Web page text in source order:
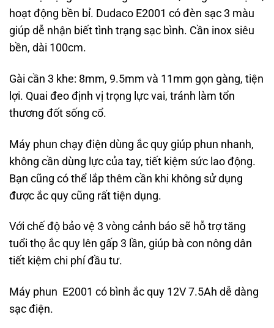
hoạt động bền bỉ. Dudaco E2001 có đèn sạc 3 màu
giúp dễ nhận biết tình trạng sạc bình. Cần inox siêu
bền, dài 100cm.
Gài cần 3 khe: 8mm, 9.5mm và 11mm gọn gàng, tiện
lợi. Quai đeo định vị trọng lực vai, tránh làm tổn
thương đốt sống cổ.
Máy phun chạy điện dùng ắc quy giúp phun nhanh,
không cần dùng lực của tay, tiết kiệm sức lao động.
Bạn cũng có thể lắp thêm cần khi không sử dụng
được ắc quy cũng rất tiện dụng.
Với chế độ bảo vệ 3 vòng cảnh báo sẽ hỗ trợ tăng
tuổi thọ ắc quy lên gấp 3 lần, giúp bà con nông dân
tiết kiệm chi phí đầu tư.
Máy phun E2001 có bình ắc quy 12V 7.5Ah dễ dàng
sạc điện.